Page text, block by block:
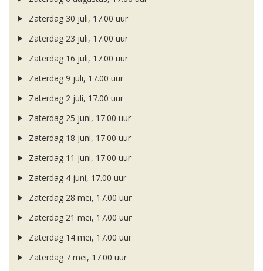
Zaterdag 30 juli, 17.00 uur
Zaterdag 23 juli, 17.00 uur
Zaterdag 16 juli, 17.00 uur
Zaterdag 9 juli, 17.00 uur
Zaterdag 2 juli, 17.00 uur
Zaterdag 25 juni, 17.00 uur
Zaterdag 18 juni, 17.00 uur
Zaterdag 11 juni, 17.00 uur
Zaterdag 4 juni, 17.00 uur
Zaterdag 28 mei, 17.00 uur
Zaterdag 21 mei, 17.00 uur
Zaterdag 14 mei, 17.00 uur
Zaterdag 7 mei, 17.00 uur